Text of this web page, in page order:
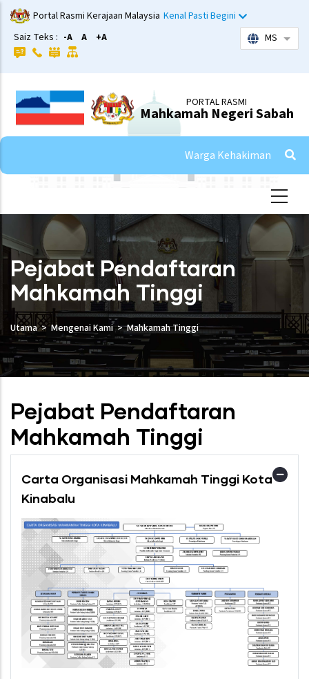
Skip
to
main
content
Portal Rasmi Kerajaan Malaysia Kenal Pasti Begini
MS
List
Saiz Teks : -A A +A
PORTAL RASMI
Mahkamah Negeri Sabah
Warga Kehakiman
Pejabat Pendaftaran
Mahkamah Tinggi
Utama Mengenai Kami Mahkamah Tinggi
Pejabat Pendaftaran
Mahkamah Tinggi
Carta Organisasi Mahkamah Tinggi Kota
Kinabalu